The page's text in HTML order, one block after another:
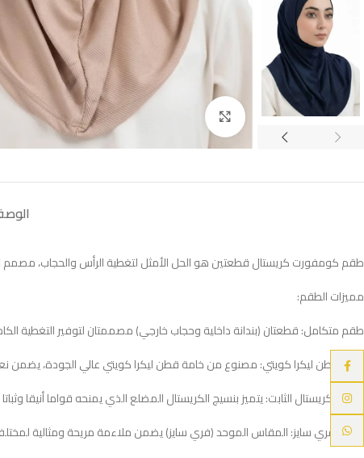
Click to enlarge
طقم كومفورت كريستال قطعتين هو الحل الأمثل لتغطية الرأس والحجاب، مصمم
مميزات الطقم:
طقم متكامل: قطعتان (بندانة داخلية وحجاب خارجي) مصممتان لتوفير التغطية
خامة قطن ليكرا كويتي: مصنوع من خامة قطن ليكرا كويتي عالي الجودة، يضمن
نسيج الكريستال الثابت: يتميز بنسيج الكريستال المضلع الذي يمنحه قواما أنيقا
مرونة فري سايز: المقاس الموحد (فري سايز) يضمن ملاءمة مريحة ومثالية
Facebook
Instagram
WhatsApp